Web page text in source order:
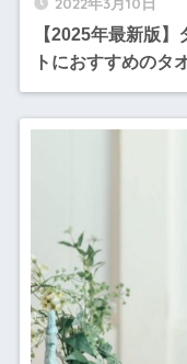
【2025年最新版
トにおすすめのタ